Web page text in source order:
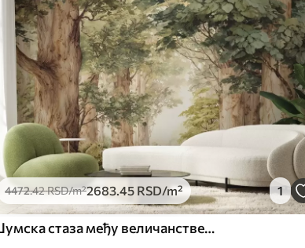
4472.42RSD/m²2683.45 RSD/m² 1
Шумска стаза међу величанственим дрвећем у акварелном стилу